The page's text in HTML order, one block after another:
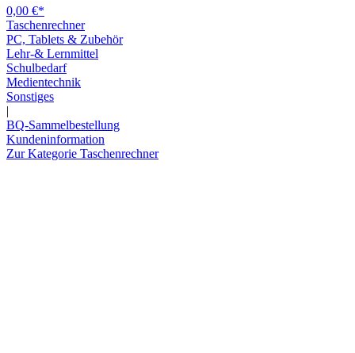
0,00 €*
Taschenrechner
PC, Tablets & Zubehör
Lehr-& Lernmittel
Schulbedarf
Medientechnik
Sonstiges
|
BQ-Sammelbestellung
Kundeninformation
Zur Kategorie Taschenrechner